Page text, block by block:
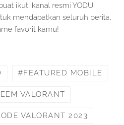
ikuti kanal resmi YODU
mendapatkan seluruh berita,
favorit kamu!
FEATURED MOBILE
VALORANT
VALORANT 2023